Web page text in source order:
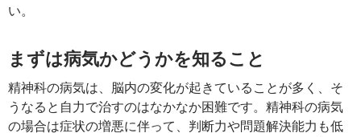
い。
まずは病気かどうかを知ること
精神科の病気は、脳内の変化が起きていることが多く、そ
うなると自力で治すのはなかなか困難です。精神科の病気
の場合は症状の増悪に伴って、判断力や問題解決能力も低